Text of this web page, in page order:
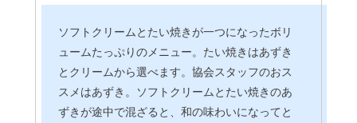
ソフトクリームとたい焼きが一つになったボリ
ュームたっぷりのメニュー。たい焼きはあずき
とクリームから選べます。協会スタッフのおス
スメはあずき。ソフトクリームとたい焼きのあ
ずきが途中で混ざると、和の味わいになってと